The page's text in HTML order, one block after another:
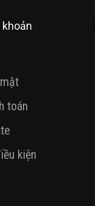
toán
kiện